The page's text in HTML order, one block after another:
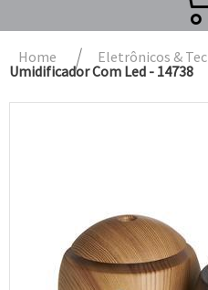
Home Eletrônicos &
Umidificador Com Led - 14738